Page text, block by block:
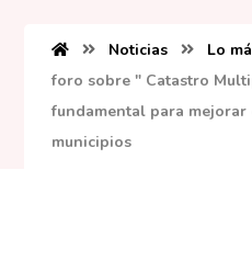
Noticias Lo
foro sobre " Catastro
fundamental para
municipios